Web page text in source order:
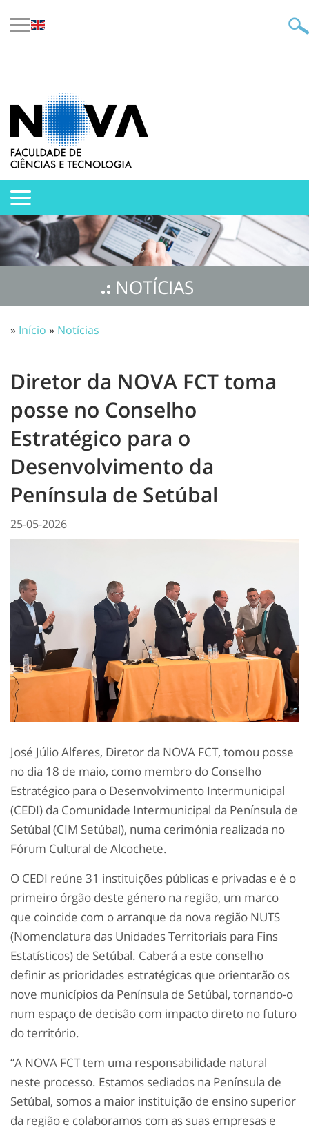
NOTÍCIAS
» Início » Notícias
Diretor da NOVA FCT toma
posse no Conselho
Estratégico para o
Desenvolvimento da
Península de Setúbal
25-05-2026
José Júlio Alferes, Diretor da NOVA FCT, tomou posse
no dia 18 de maio, como membro do Conselho
Estratégico para o Desenvolvimento Intermunicipal
(CEDI) da Comunidade Intermunicipal da Península de
Setúbal (CIM Setúbal), numa cerimónia realizada no
Fórum Cultural de Alcochete.
O CEDI reúne 31 instituições públicas e privadas e é o
primeiro órgão deste género na região, um marco
que coincide com o arranque da nova região NUTS
(Nomenclatura das Unidades Territoriais para Fins
Estatísticos) de Setúbal. Caberá a este conselho
definir as prioridades estratégicas que orientarão os
nove municípios da Península de Setúbal, tornando-o
num espaço de decisão com impacto direto no futuro
do território.
“A NOVA FCT tem uma responsabilidade natural
neste processo. Estamos sediados na Península de
Setúbal, somos a maior instituição de ensino superior
da região e colaboramos com as suas empresas e